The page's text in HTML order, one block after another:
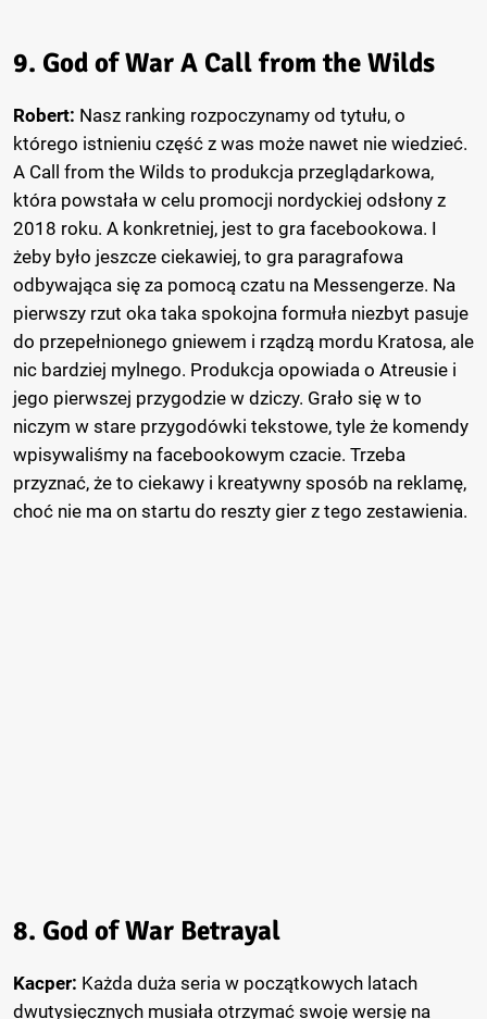
9. God of War A Call from the Wilds
Robert: Nasz ranking rozpoczynamy od tytułu, o
którego istnieniu część z was może nawet nie wiedzieć.
A Call from the Wilds to produkcja przeglądarkowa,
która powstała w celu promocji nordyckiej odsłony z
2018 roku. A konkretniej, jest to gra facebookowa. I
żeby było jeszcze ciekawiej, to gra paragrafowa
odbywająca się za pomocą czatu na Messengerze. Na
pierwszy rzut oka taka spokojna formuła niezbyt pasuje
do przepełnionego gniewem i rządzą mordu Kratosa, ale
nic bardziej mylnego. Produkcja opowiada o Atreusie i
jego pierwszej przygodzie w dziczy. Grało się w to
niczym w stare przygodówki tekstowe, tyle że komendy
wpisywaliśmy na facebookowym czacie. Trzeba
przyznać, że to ciekawy i kreatywny sposób na reklamę,
choć nie ma on startu do reszty gier z tego zestawienia.
8. God of War Betrayal
Kacper: Każda duża seria w początkowych latach
dwutysięcznych musiała otrzymać swoję wersję na